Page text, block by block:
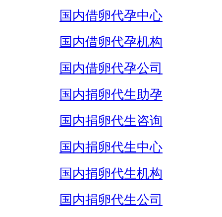
国内借卵代孕中心
国内借卵代孕机构
国内借卵代孕公司
国内捐卵代生助孕
国内捐卵代生咨询
国内捐卵代生中心
国内捐卵代生机构
国内捐卵代生公司